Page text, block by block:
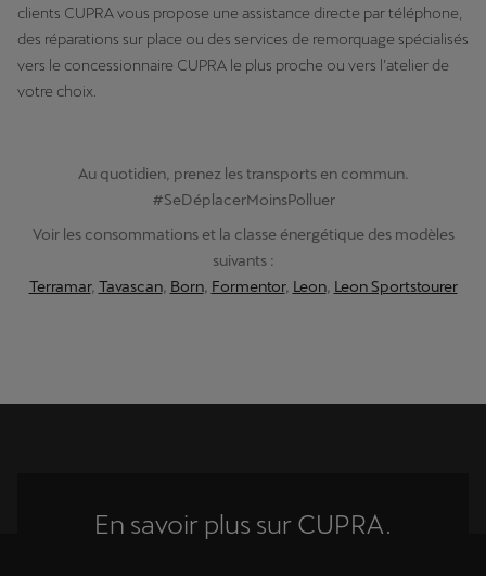
clients CUPRA vous propose une assistance directe par téléphone,
des réparations sur place ou des services de remorquage spécialisés
vers le concessionnaire CUPRA le plus proche ou vers l’atelier de
votre choix.
Au quotidien, prenez les transports en commun.
#SeDéplacerMoinsPolluer
Voir les consommations et la classe énergétique des modèles
suivants :
Terramar, Tavascan, Born, Formentor, Leon, Leon Sportstourer
En savoir plus sur CUPRA.